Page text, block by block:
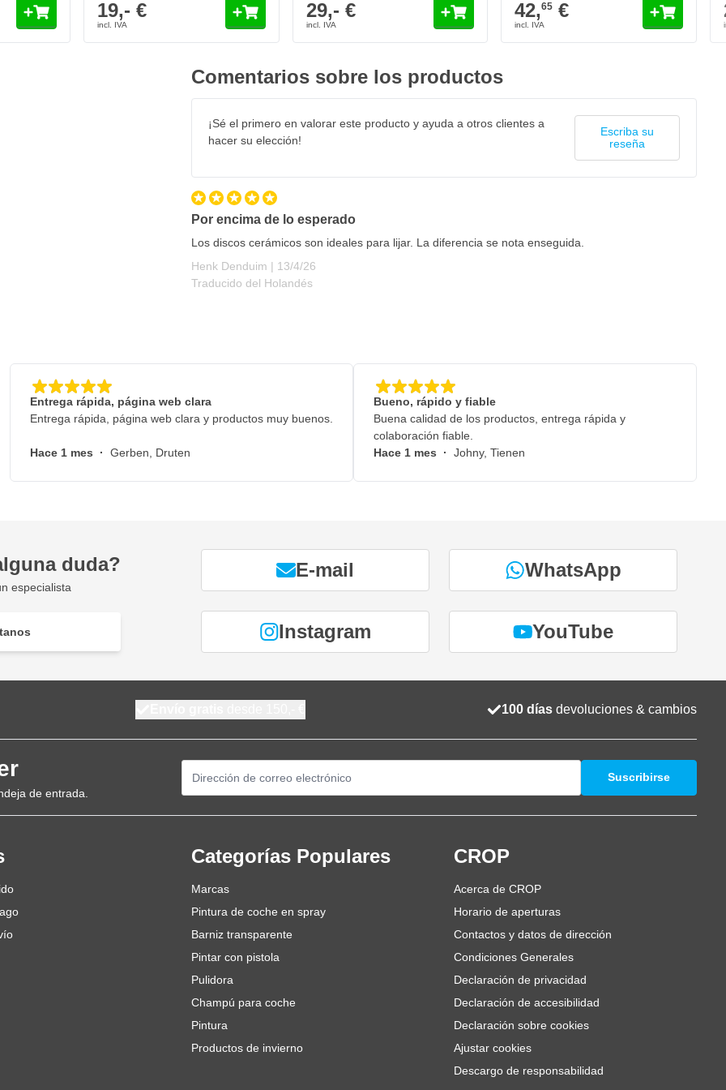
150mm
otros abrasivos
e intensivo
para una larga vida útil
19,- € 29,- € 42,65 €
Comentarios sobre los productos
¡Sé el primero en valorar este producto y ayuda a otros clientes a
hacer su elección!
Escriba su
reseña
Por encima de lo esperado
Los discos cerámicos son ideales para lijar. La diferencia se nota enseguida.
Henk Denduim | 13 de abril de 2026
13/4/26
Traducido del Holandés
Entrega rápida, página web clara
Entrega rápida, página web clara y productos muy buenos.
Hace 1 mes · Gerben, Druten
Bueno, rápido y fiable
Buena calidad de los productos, entrega rápida y
colaboración fiable.
Hace 1 mes · Johny, Tienen
duda?
especialista
E-mail WhatsApp
Instagram YouTube
100 días devoluciones & cambios
de entrada.
Suscribirse
Categorías Populares
Marcas
Pintura de coche en spray
Barniz transparente
Pintar con pistola
Pulidora
Champú para coche
Pintura
Productos de invierno
CROP
Acerca de CROP
Horario de aperturas
Contactos y datos de dirección
Condiciones Generales
Declaración de privacidad
Declaración de accesibilidad
Declaración sobre cookies
Ajustar cookies
Descargo de responsabilidad